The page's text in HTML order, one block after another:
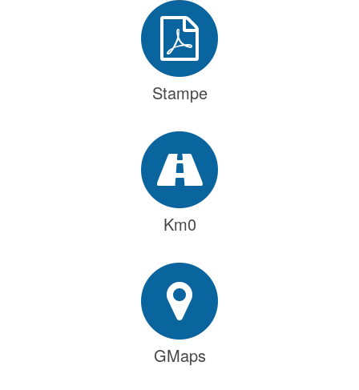
Stampe
Km0
GMaps